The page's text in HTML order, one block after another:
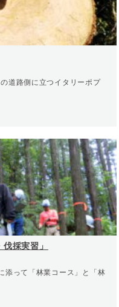
道路側に立つイタリーポプ
採実習」
添って「林業コース」と「林